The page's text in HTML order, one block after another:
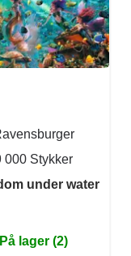
000 Stykker
under water
På lager (2)